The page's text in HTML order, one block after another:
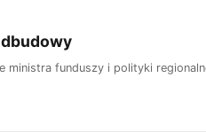
ministra funduszy i polityki